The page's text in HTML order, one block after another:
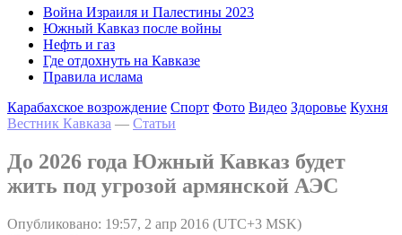
Война Израиля и Палестины 2023
Южный Кавказ после войны
Нефть и газ
Где отдохнуть на Кавказе
Правила ислама
Карабахское возрождение Спорт Фото Видео Здоровье Кухня
Вестник Кавказа — Статьи
До 2026 года Южный Кавказ будет
жить под угрозой армянской АЭС
Опубликовано: 19:57, 2 апр 2016 (UTC+3 MSK)